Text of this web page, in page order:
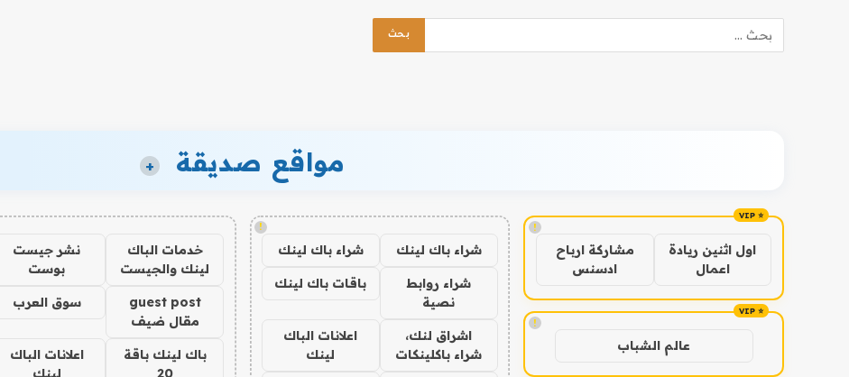
مواقع صديقة +
!
اول اثنين ريادة
اعمال
مشاركة ارباح
ادسنس
!
عالم الشباب
!
شراء باك لينك شراء باك لينك
شراء روابط
نصية
باقات باك لينك
اشراق لنك،
شراء باكلينكات
اعلانات الباك
لينك
خدمات الباك
لينك والجيست
نشر جيست
بوست
guest post
مقال ضيف
سوق العرب
باك لينك باقة
20
اعلانات الباك
لينك